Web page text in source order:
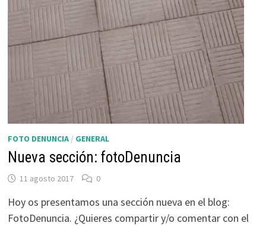
FOTO DENUNCIA/ GENERAL
Nueva sección: fotoDenuncia
11 agosto 2017 0
Hoy os presentamos una sección nueva en el blog:
FotoDenuncia. ¿Quieres compartir y/o comentar con el